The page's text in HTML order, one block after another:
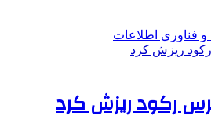
و فناوری اطلاعات
رکود ریزش کرد